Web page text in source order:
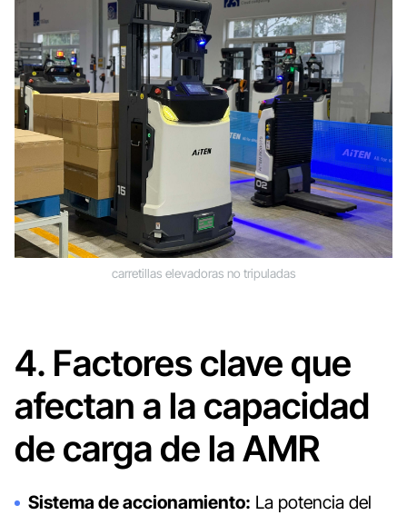
carretillas elevadoras no tripuladas
4. Factores clave que
afectan a la capacidad
de carga de la AMR
Sistema de accionamiento: La potencia del